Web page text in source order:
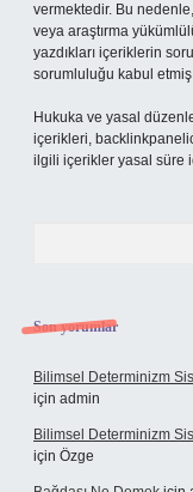
vermektedir. Bu
veya araştırma
yazdıkları içeriklerin
sorumluluğu kabul etmiş
Hukuka ve yasal
içerikleri,
ilgili içerikler yasal süre
Son yorumlar
Bilimsel Determinizm
için admin
Bilimsel Determinizm
için Özge